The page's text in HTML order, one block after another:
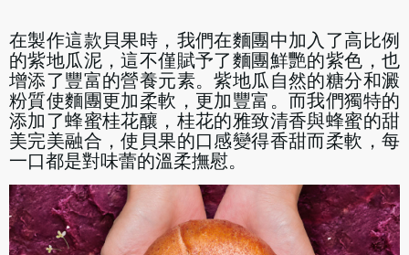
在製作這款貝果時，我們在麵團中加入了高比例
的紫地瓜泥，這不僅賦予了麵團鮮艷的紫色，也
增添了豐富的營養元素。紫地瓜自然的糖分和澱
粉質使麵團更加柔軟，更加豐富。而我們獨特的
添加了蜂蜜桂花釀，桂花的雅致清香與蜂蜜的甜
美完美融合，使貝果的口感變得香甜而柔軟，每
一口都是對味蕾的溫柔撫慰。